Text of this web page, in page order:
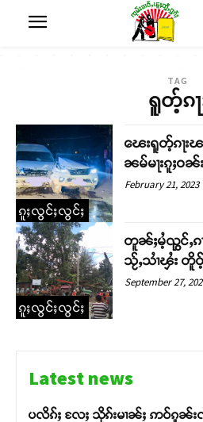
TAG
ရူတ့်ၵႃ
ၵူႈလွင်ႈလွင်ႈ
ၽေးရူတ့်ၵႃးၽ
ၼမ်မႃးၵူႈဝၼ်း
February 21, 2023
ၵူႈလွင်ႈလွင်ႈ
တူၼ်ႈမႆ့ၺွင်ႇၵ
သႂ်ႇသၢႆၾႆး တိူဝ့်
September 27,
Latest news
ပလိၵ်ႈ လႄႈ သိုၵ်းမၢၼ်ႈ ဢဝ်ၵူၼ်း